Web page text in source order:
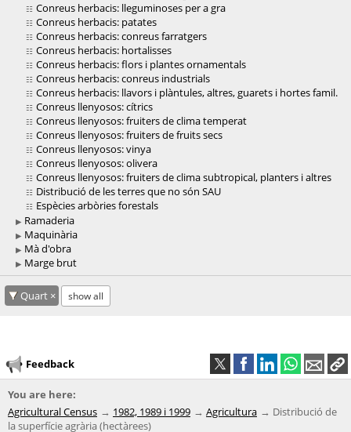
Conreus herbacis: lleguminoses per a gra
Conreus herbacis: patates
Conreus herbacis: conreus farratgers
Conreus herbacis: hortalisses
Conreus herbacis: flors i plantes ornamentals
Conreus herbacis: conreus industrials
Conreus herbacis: llavors i plàntules, altres, guarets i hortes famil.
Conreus llenyosos: cítrics
Conreus llenyosos: fruiters de clima temperat
Conreus llenyosos: fruiters de fruits secs
Conreus llenyosos: vinya
Conreus llenyosos: olivera
Conreus llenyosos: fruiters de clima subtropical, planters i altres
Distribució de les terres que no són SAU
Espècies arbòries forestals
Ramaderia
Maquinària
Mà d'obra
Marge brut
Quart show all
Feedback
You are here:
Agricultural Census
1982, 1989 i 1999 Agricultura
Distribució de
la superfície agrària (hectàrees)